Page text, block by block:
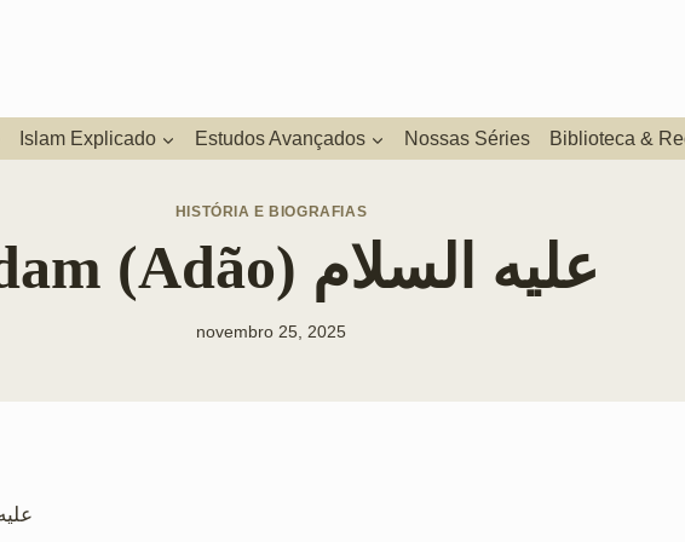
Islam Explicado Estudos Avançados Nossas Séries Biblioteca &
HISTÓRIA E BIOGRAFIAS
Adam (Adão) علیه السلام
novembro 25, 2025